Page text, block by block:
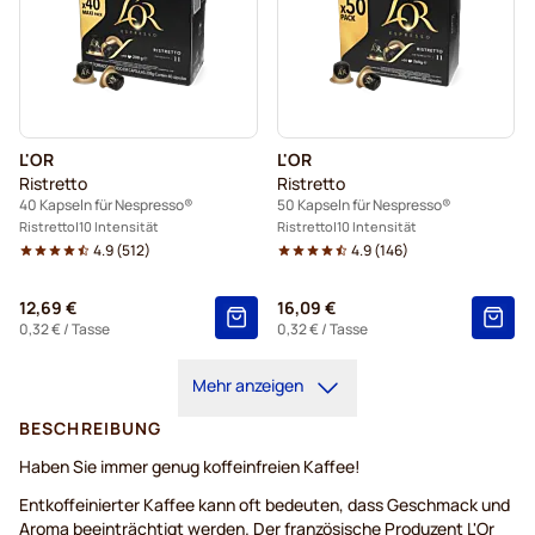
L'OR
Ristretto
40 Kapseln für Nespresso®
Ristretto 10 Intensität
4.9(512)
12,69 €
0,32 €/ Tasse
L'OR
Ristretto
50 Kapseln für Nespresso®
Ristretto 10 Intensität
4.9(146)
16,09 €
0,32 €/ Tasse
Mehr anzeigen
BESCHREIBUNG
Haben Sie immer genug koffeinfreien Kaffee!
Entkoffeinierter Kaffee kann oft bedeuten, dass Geschmack und
Aroma beeinträchtigt werden. Der französische Produzent L'Or